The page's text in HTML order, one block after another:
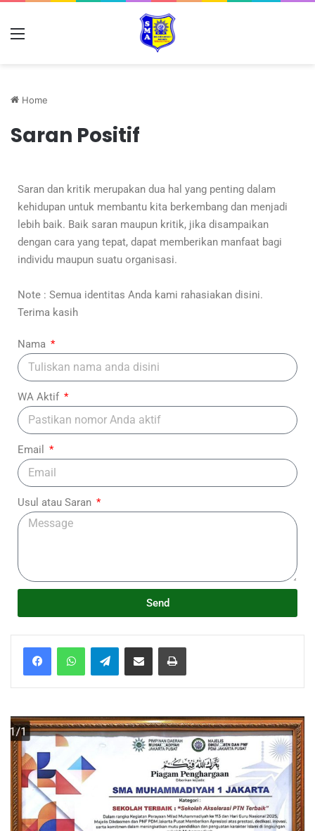
Home
Saran Positif
Saran dan kritik merupakan dua hal yang penting dalam
kehidupan untuk membantu kita berkembang dan menjadi
lebih baik. Baik saran maupun kritik, jika disampaikan
dengan cara yang tepat, dapat memberikan manfaat bagi
individu maupun suatu organisasi.
Note : Semua identitas Anda kami rahasiakan disini.
Terima kasih
Nama
WA Aktif
Email
Usul atau Saran
Send